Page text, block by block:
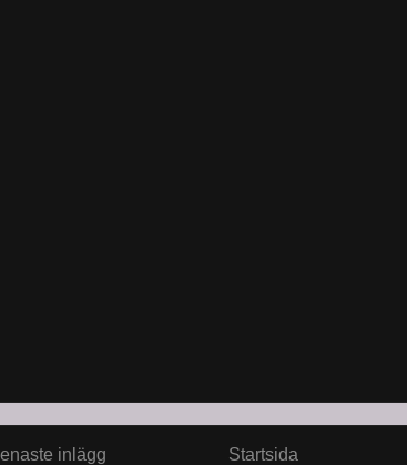
inlägg Startsida